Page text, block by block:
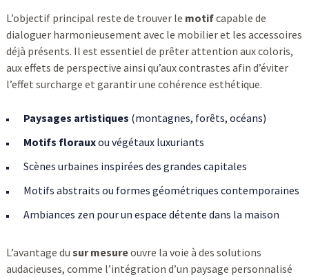
L’objectif principal reste de trouver le motifcapable de
dialoguer harmonieusement avec le mobilier et les accessoires
déjà présents. Il est essentiel de prêter attention aux coloris,
aux effets de perspective ainsi qu’aux contrastes afin d’éviter
l’effet surcharge et garantir une cohérence esthétique.
Paysages artistiques (montagnes, forêts, océans)
Motifs florauxou végétaux luxuriants
Scènes urbaines inspirées des grandes capitales
Motifs abstraits ou formes géométriques contemporaines
Ambiances zen pour un espace détente dans la maison
L’avantage du sur mesureouvre la voie à des solutions
audacieuses, comme l’intégration d’un paysage personnalisé